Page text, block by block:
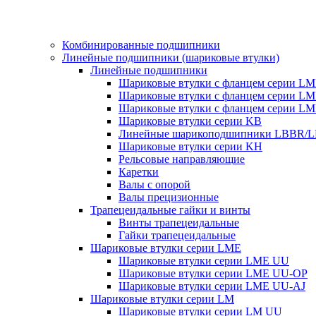
Комбинированные подшипники
Линейные подшипники (шариковые втулки)
Линейные подшипники
Шариковые втулки с фланцем серии
Шариковые втулки с фланцем серии
Шариковые втулки с фланцем серии
Шариковые втулки серии KB
Линейные шарикоподшипники LBBR/
Шариковые втулки серии KH
Рельсовые направляющие
Каретки
Валы с опорой
Валы прецизионные
Трапецеидальные гайки и винты
Винты трапецеидальные
Гайки трапецеидальные
Шариковые втулки серии LME
Шариковые втулки серии LME UU
Шариковые втулки серии LME UU-OP
Шариковые втулки серии LME UU-AJ
Шариковые втулки серии LM
Шариковые втулки серии LM UU